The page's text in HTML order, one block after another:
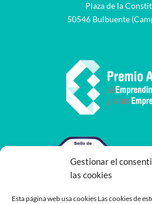
Gestionar el
las cookies
Esta página web usa cookies Las cookies de
Plaza de la
50546 Bulbuente